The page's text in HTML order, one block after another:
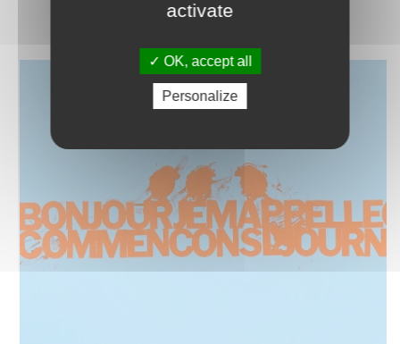
activate
OK, accept all
Personalize